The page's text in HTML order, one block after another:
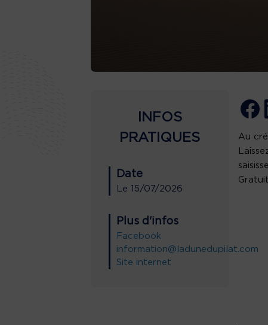
INFOS
PRATIQUES
Date
Le 15/07/2026
Plus d'infos
Facebook
information@ladunedupilat.com
Site internet
Au